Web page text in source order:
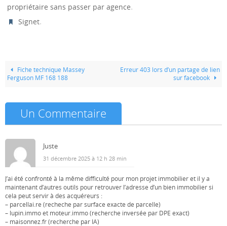
propriétaire sans passer par agence.
Signet.
Fiche technique Massey
Ferguson MF 168 188
Erreur 403 lors d’un partage de lien
sur facebook
Un Commentaire
Juste
31 décembre 2025 à 12 h 28 min
J’ai été confronté à la même difficulté pour mon projet immobilier et il y a
maintenant d’autres outils pour retrouver l’adresse d’un bien immobilier si
cela peut servir à des acquéreurs :
– parcellai.re (recheche par surface exacte de parcelle)
– lupin.immo et moteur.immo (recherche inversée par DPE exact)
– maisonnez.fr (recherche par IA)